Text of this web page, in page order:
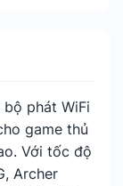
bộ phát WiFi
game thủ
Với tốc độ
Archer